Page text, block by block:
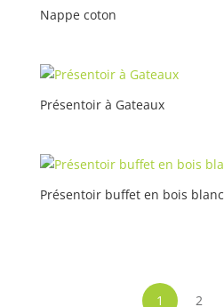
Nappe coton
Présentoir à Gateaux
Présentoir buffet en bois blanc
1 2